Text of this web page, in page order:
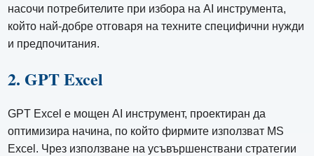
насочи потребителите при избора на AI инструмента,
който най-добре отговаря на техните специфични нужди
и предпочитания.
2. GPT Excel
GPT Excel е мощен AI инструмент, проектиран да
оптимизира начина, по който фирмите използват MS
Excel. Чрез използване на усъвършенствани стратегии